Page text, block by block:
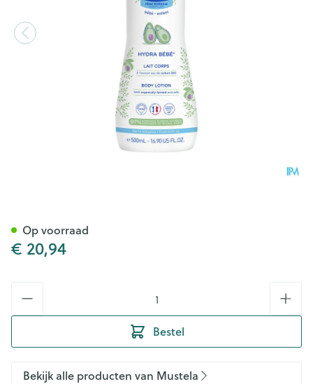
€ 20,94
Bestel
Op voorraad
Bekijk alle producten van Mustela